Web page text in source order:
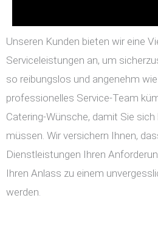
Unseren Kunden bieten wir eine
Serviceleistungen an, um
so reibungslos und angenehm
professionelles Service-Team
Catering-Wünsche, damit Sie
müssen. Wir versichern Ihnen,
Dienstleistungen Ihren
Ihren Anlass zu einem
werden.